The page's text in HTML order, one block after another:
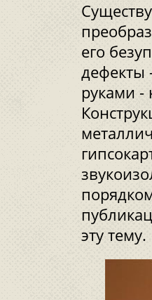
его
дефекты
руками -
эту тему.